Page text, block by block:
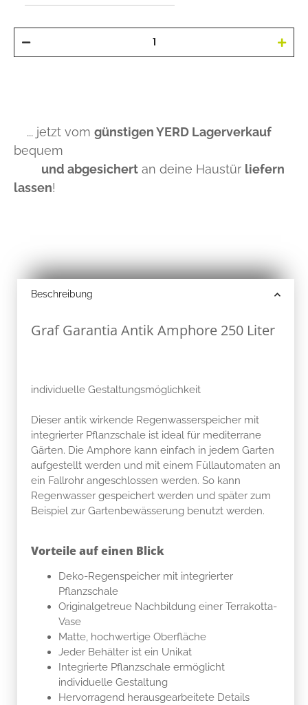
... jetzt vom günstigen YERD Lagerverkauf
bequem
und abgesichert an deine Haustür liefern
lassen!
Beschreibung
Graf Garantia Antik Amphore 250 Liter
individuelle Gestaltungsmöglichkeit
Dieser antik wirkende Regenwasserspeicher mit
integrierter Pflanzschale ist ideal für mediterrane
Gärten. Die Amphore kann einfach in jedem Garten
aufgestellt werden und mit einem Füllautomaten an
ein Fallrohr angeschlossen werden. So kann
Regenwasser gespeichert werden und später zum
Beispiel zur Gartenbewässerung benutzt werden.
Vorteile auf einen Blick
Deko-Regenspeicher mit integrierter
Pflanzschale
Originalgetreue Nachbildung einer Terrakotta-
Vase
Matte, hochwertige Oberfläche
Jeder Behälter ist ein Unikat
Integrierte Pflanzschale ermöglicht
individuelle Gestaltung
Hervorragend herausgearbeitete Details